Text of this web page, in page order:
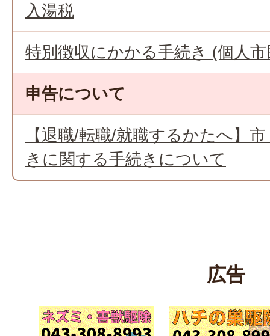
入湯税
特別徴収にかかる手続き (個人
申告について
【退職/転職/就職するかたへ】
きに関する手続きについて
広告